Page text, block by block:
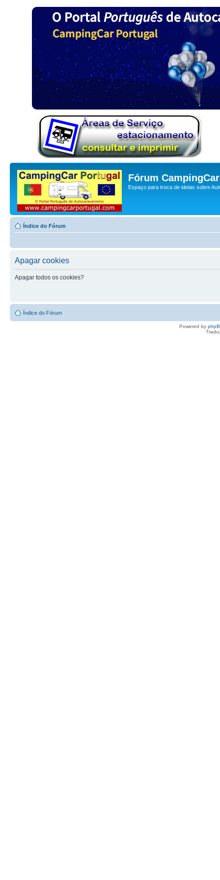
Fórum
Espaço para troca de ideias sobre
Índice do Fórum
Apagar cookies
Apagar todos os cookies?
Índice do Fórum
Powered by